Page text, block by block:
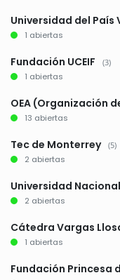
Universidad del País
1 abiertas
Fundación UCEIF (3)
1 abiertas
OEA (Organización
13 abiertas
Tec de Monterrey (5)
2 abiertas
Universidad
2 abiertas
Cátedra Vargas
1 abiertas
Fundación Princesa